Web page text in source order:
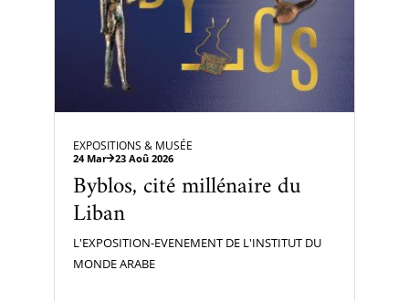
EXPOSITIONS & MUSÉE
24 Mar 23 Aoû 2026
Byblos, cité millénaire du
Liban
L'EXPOSITION-EVENEMENT DE L'INSTITUT DU
MONDE ARABE